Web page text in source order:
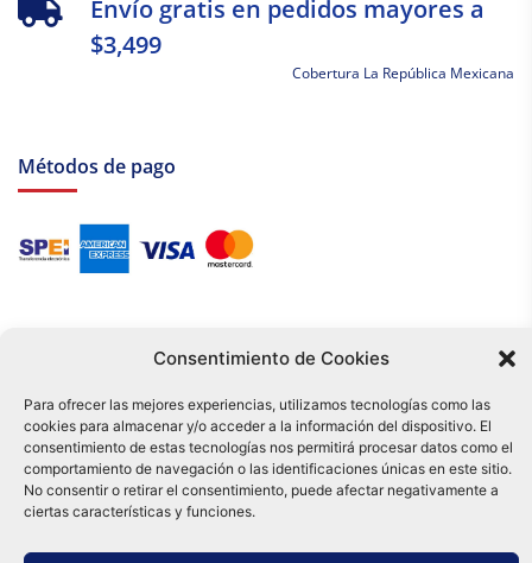
Consentimiento de Cookies
Para ofrecer las mejores experiencias, utilizamos tecnologías como las
cookies para almacenar y/o acceder a la información del dispositivo. El
consentimiento de estas tecnologías nos permitirá procesar datos como el
comportamiento de navegación o las identificaciones únicas en este sitio.
No consentir o retirar el consentimiento, puede afectar negativamente a
ciertas características y funciones.
Envío gratis en pedidos mayores a
$3,499
Cobertura La República Mexicana
Métodos de pago
Tu compra es respaldada por nuestro certificado SSL y operada bajo las
mejores prácticas de seguridad.
Distribuidora Tamex - México
e-commerce